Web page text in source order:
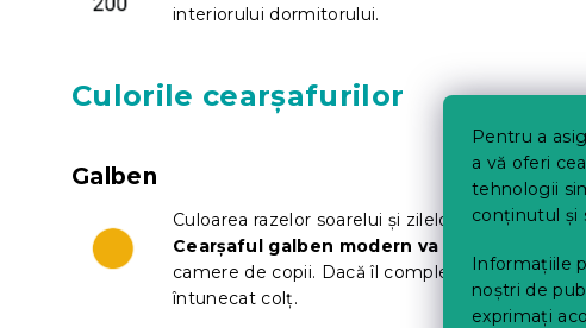
Pentru a
a vă oferi
tehnologii
conținutul și
Informațiile
noștri de
exprimați
interiorului dormitorului.
Culorile cearșafurilor
Galben
Culoarea razelor soarelui și zilelor de vară.
Cearșaful galben modern va crea o
camere de copii. Dacă îl completați cu
întunecat colț.